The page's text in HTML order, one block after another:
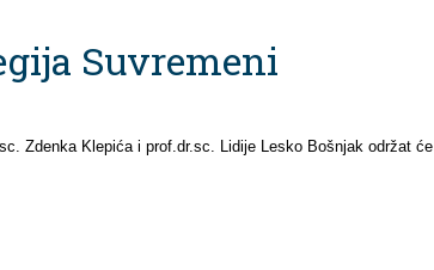
Suvremeni
Zdenka Klepića i prof.dr.sc. Lidije Lesko Bošnjak održat će